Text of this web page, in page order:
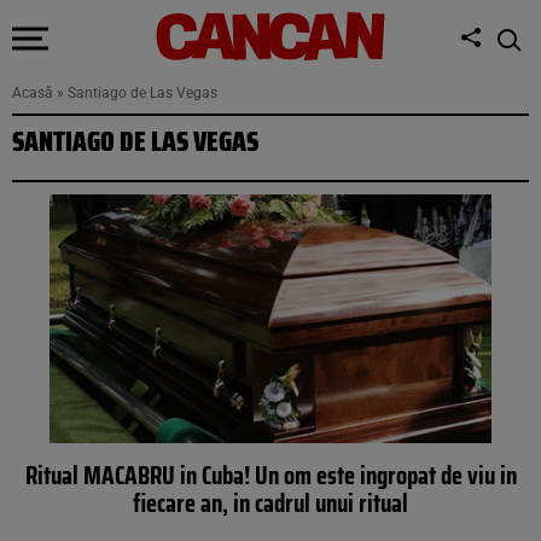
Acasă » Santiago de Las Vegas
SANTIAGO DE LAS VEGAS
Ritual MACABRU in Cuba! Un om este ingropat de viu in
fiecare an, in cadrul unui ritual